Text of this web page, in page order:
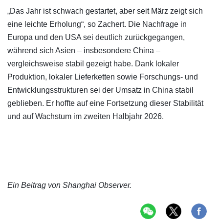
„Das Jahr ist schwach gestartet, aber seit März zeigt sich
eine leichte Erholung“, so Zachert. Die Nachfrage in
Europa und den USA sei deutlich zurückgegangen,
während sich Asien – insbesondere China –
vergleichsweise stabil gezeigt habe. Dank lokaler
Produktion, lokaler Lieferketten sowie Forschungs- und
Entwicklungsstrukturen sei der Umsatz in China stabil
geblieben. Er hoffte auf eine Fortsetzung dieser Stabilität
und auf Wachstum im zweiten Halbjahr 2026.
Ein Beitrag von Shanghai Observer.